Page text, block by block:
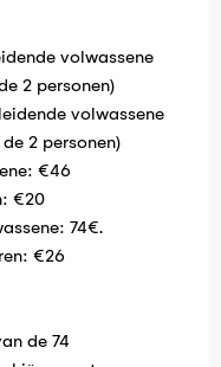
volwassene
2 personen)
volwassene
2 personen)
€46
€20
74€.
€26
de 74